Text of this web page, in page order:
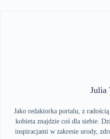
Julia
Jako redaktorka portalu, z
kobieta znajdzie coś dla siebie.
inspiracjami w zakresie urody,